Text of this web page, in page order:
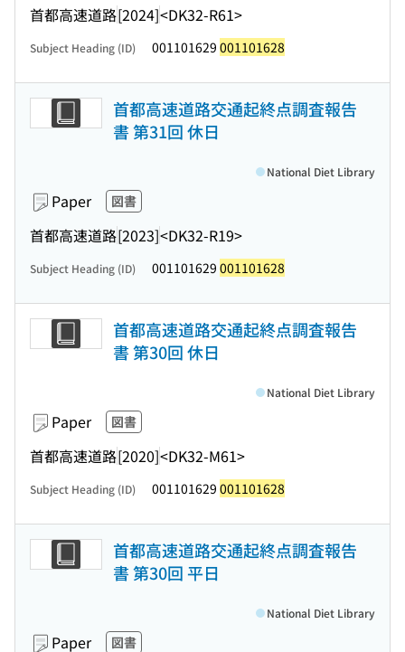
首都高速道路[2024]<DK32-R61>
Subject Heading (ID) 001101629 001101628
首都高速道路交通起終点調査報告
書 第31回 休日
Paper 図書
首都高速道路[2023]<DK32-R19>
National Diet Library
Subject Heading (ID) 001101629 001101628
首都高速道路交通起終点調査報告
書 第30回 休日
Paper 図書
首都高速道路[2020]<DK32-M61>
National Diet Library
Subject Heading (ID) 001101629 001101628
首都高速道路交通起終点調査報告
書 第30回 平日
Paper 図書
National Diet Library